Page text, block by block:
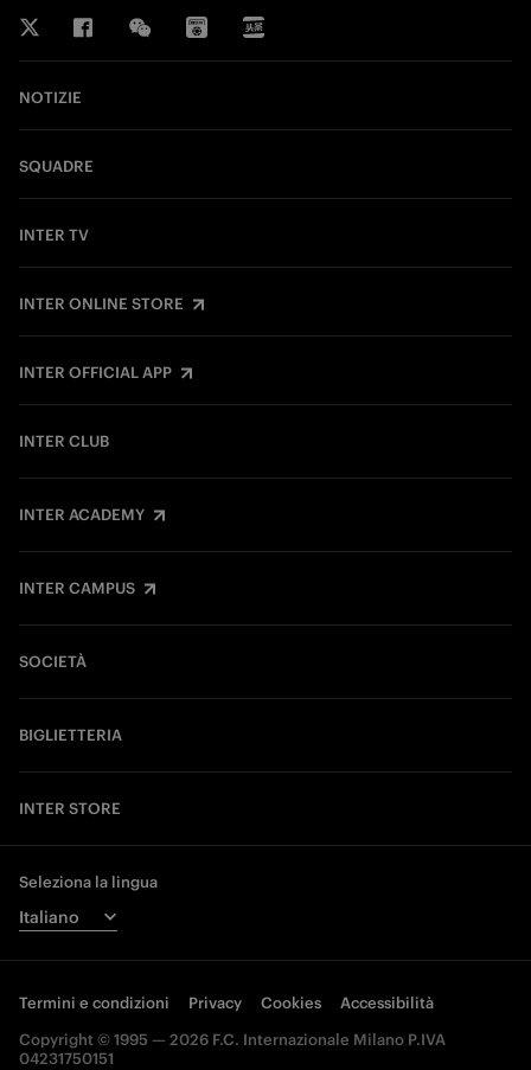
NOTIZIE
SQUADRE
INTER TV
INTER ONLINE STORE
INTER OFFICIAL APP
INTER CLUB
INTER ACADEMY
INTER CAMPUS
SOCIETÀ
BIGLIETTERIA
INTER STORE
Seleziona la lingua
Termini e condizioni Privacy Cookies
Accessibilità
Copyright © 1995 — 2026 F.C. Internazionale Milano P.IVA
04231750151